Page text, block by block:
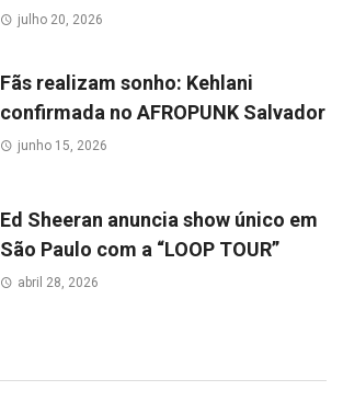
julho 20, 2026
Fãs realizam sonho: Kehlani
confirmada no AFROPUNK Salvador
junho 15, 2026
Ed Sheeran anuncia show único em
São Paulo com a “LOOP TOUR”
abril 28, 2026